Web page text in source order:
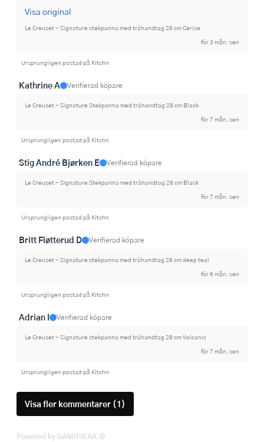
Visa original
Le Creuset - Signature stekpanna med trähandtag 28 cm Cerise
för 3 mån. sen
Ursprungligen postad på Kitchn
Kathrine A Verifierad köpare
Le Creuset - Signature Stekpanna med trähandtag 28 cm Black
för 7 mån. sen
Ursprungligen postad på Kitchn
Stig André Bjørken E Verifierad köpare
Le Creuset - Signature Stekpanna med trähandtag 28 cm Black
för 7 mån. sen
Ursprungligen postad på Kitchn
Britt Fløtterud D Verifierad köpare
Le Creuset - Signature stekpanna med trähandtag 28 cm deep teal
för 6 mån. sen
Ursprungligen postad på Kitchn
Adrian I Verifierad köpare
Le Creuset - Signature stekpanna med trähandtag 28 cm Volcanic
för 7 mån. sen
Ursprungligen postad på Kitchn
Visa fler kommentarer (1)
Powered by GAMIFIERA.®